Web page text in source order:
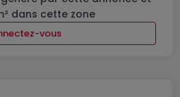
dans cette zone
vous